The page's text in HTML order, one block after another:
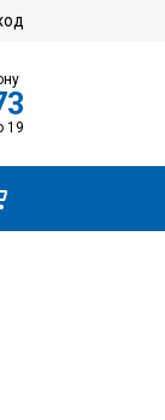
19